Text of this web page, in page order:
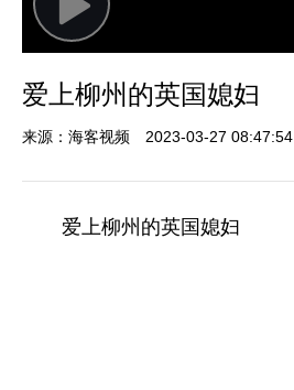
Play
Video
爱上柳州的英国媳妇
来源：海客视频 2023-03-27 08:47:54
爱上柳州的英国媳妇